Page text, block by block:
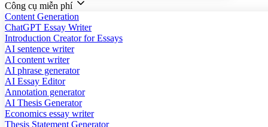
Công cụ miễn phí
Content Generation
ChatGPT Essay Writer
Introduction Creator for Essays
AI sentence writer
AI content writer
AI phrase generator
AI Essay Editor
Annotation generator
AI Thesis Generator
Economics essay writer
Thesis Statement Generator